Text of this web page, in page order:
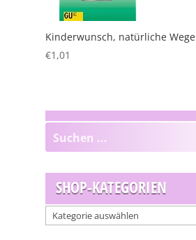
Kinderwunsch, natürliche
€1,01
SHOP-KATEGORIEN